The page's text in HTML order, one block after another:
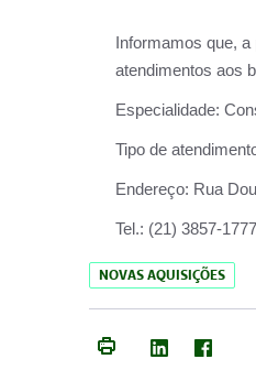
Informamos que, a
atendimentos aos
Especialidade:
Tipo de
Endereço: Rua
Tel.: (21) 3857-
NOVAS AQUISIÇÕES